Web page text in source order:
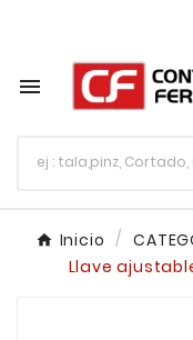

Inicio
Llave